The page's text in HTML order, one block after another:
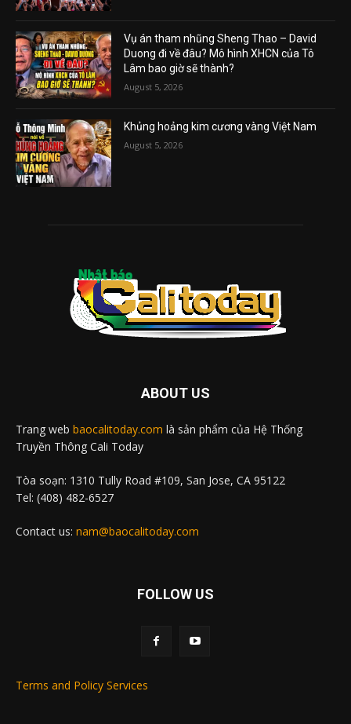
Vụ án tham nhũng Sheng Thao – David
Duong đi về đâu? Mô hình XHCN của Tô
Lâm bao giờ sẽ thành?
August 5, 2026
Khủng hoảng kim cương vàng Việt Nam
August 5, 2026
ABOUT US
Trang web baocalitoday.com là sản phẩm của Hệ Thống
Truyền Thông Cali Today
Tòa soạn: 1310 Tully Road #109, San Jose, CA 95122
Tel: (408) 482-6527
Contact us: nam@baocalitoday.com
FOLLOW US
Terms and Policy Services